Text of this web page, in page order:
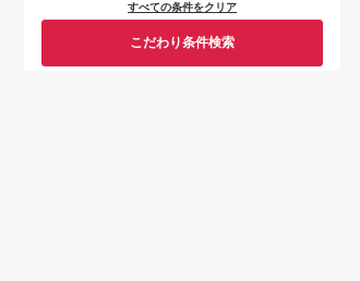
すべての条件をクリア
こだわり条件検索